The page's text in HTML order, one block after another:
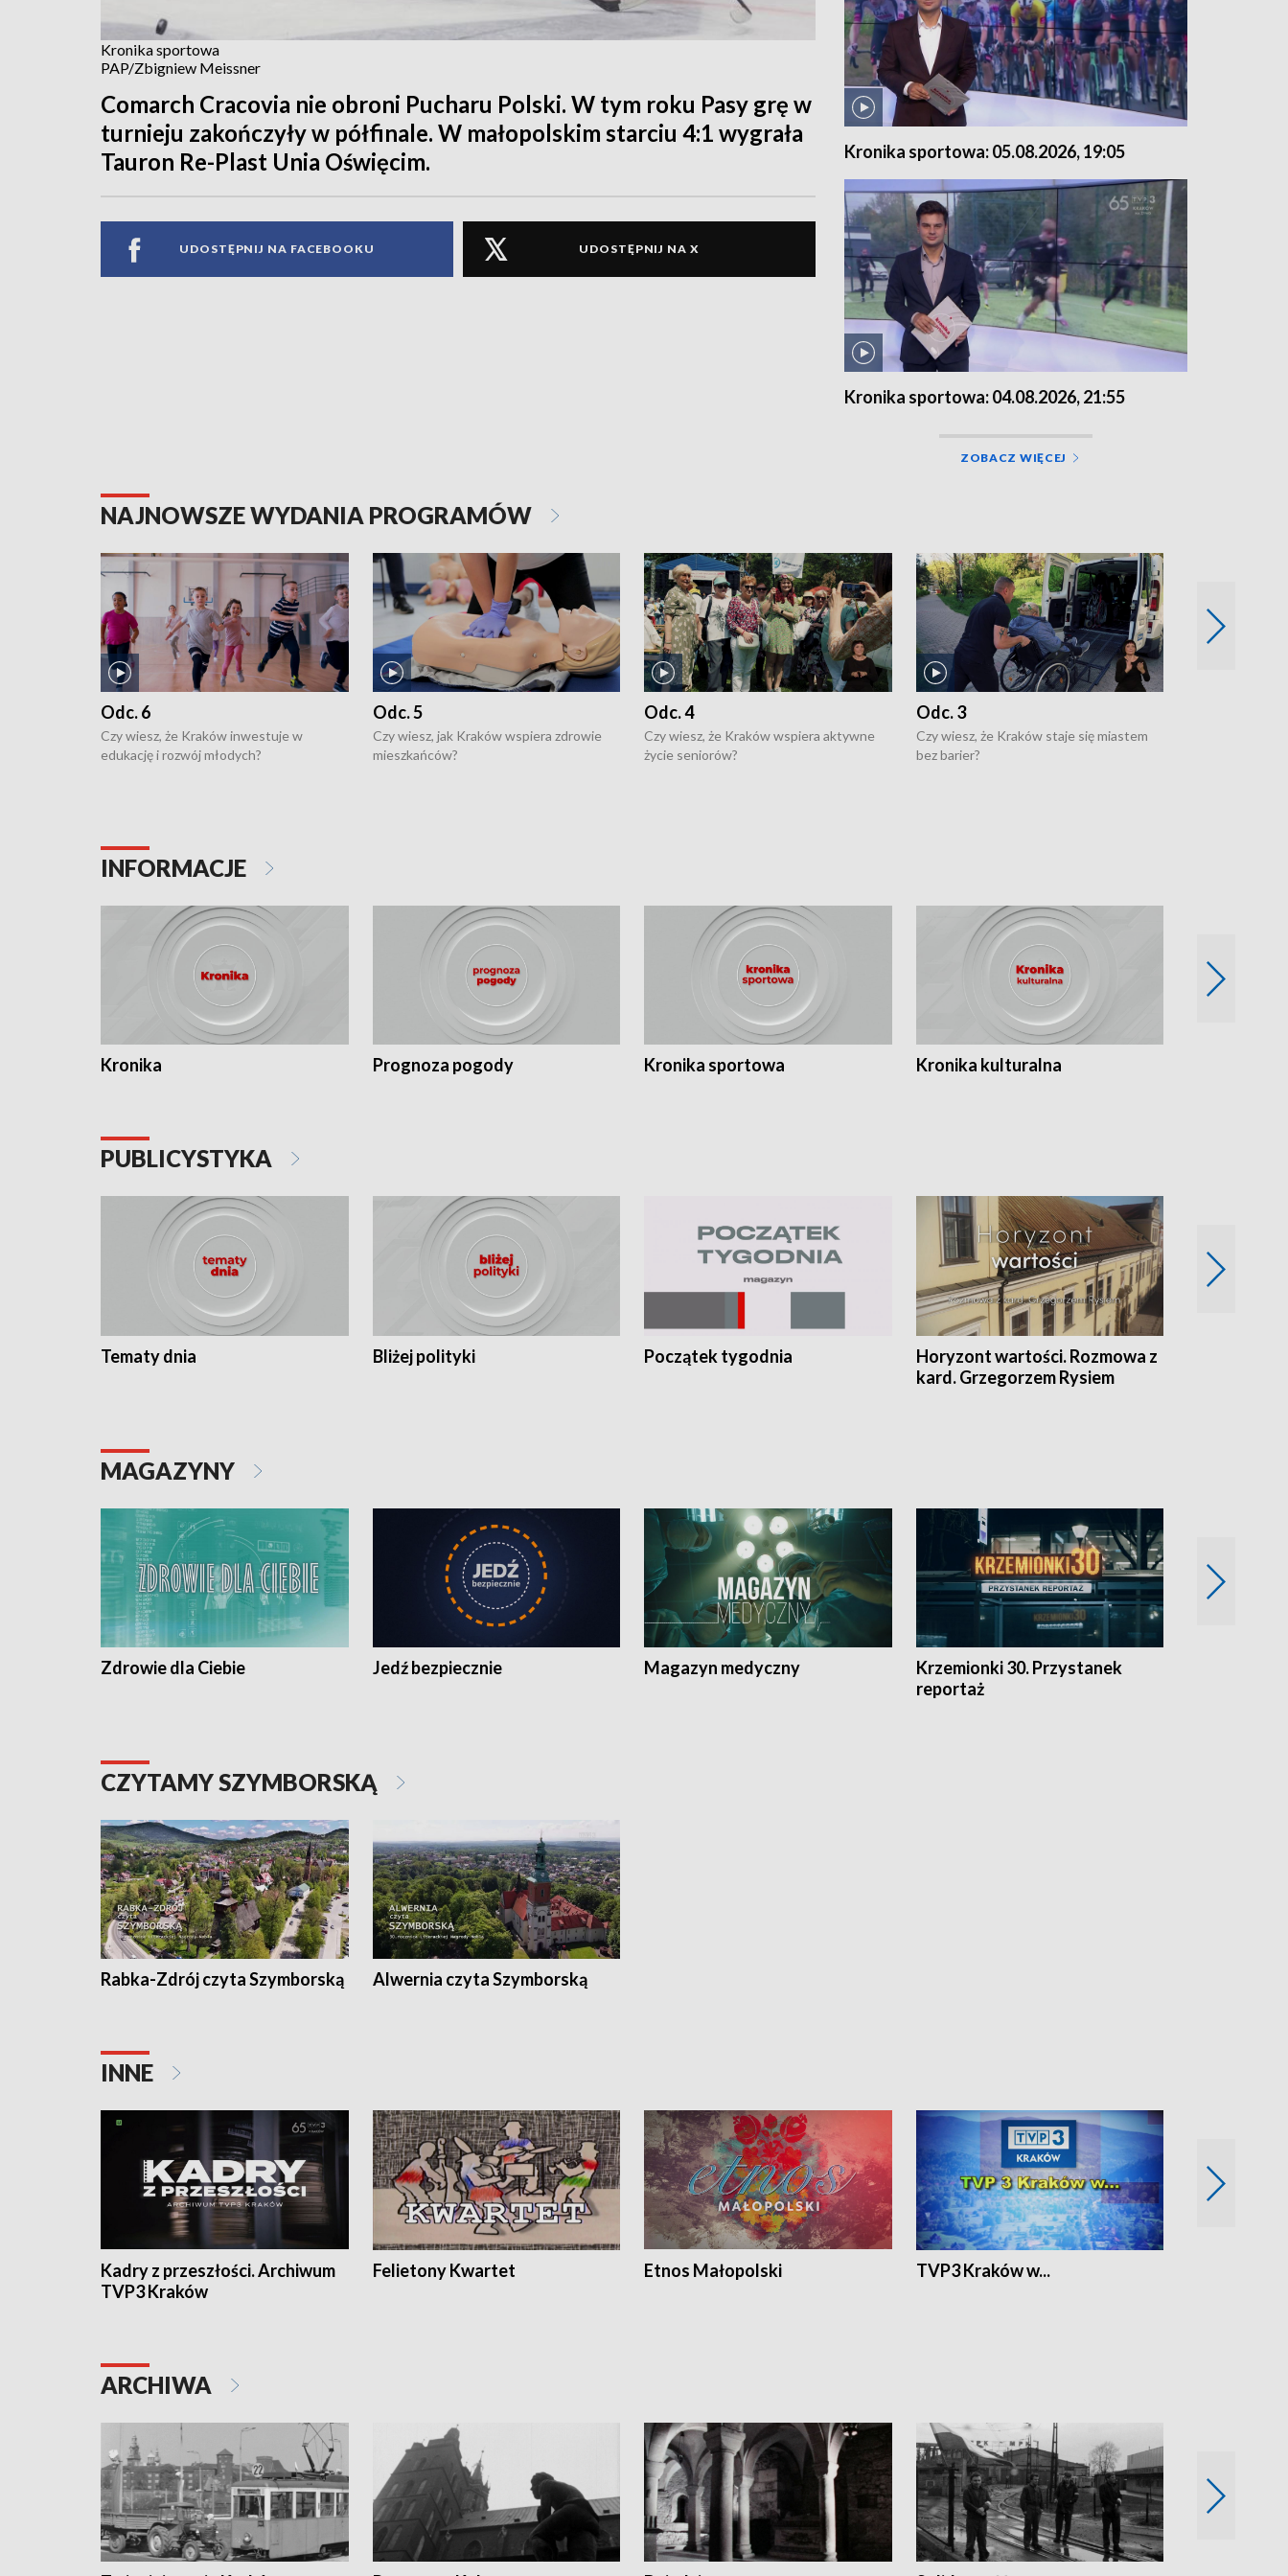
Kronika sportowa
PAP/Zbigniew Meissner
Comarch Cracovia nie obroni Pucharu Polski. W tym roku Pasy grę w
turnieju zakończyły w półfinale. W małopolskim starciu 4:1 wygrała
Tauron Re-Plast Unia Oświęcim.
UDOSTĘPNIJ NA FACEBOOKU UDOSTĘPNIJ NA X
Kronika sportowa: 05.08.2026, 19:05
Kronika sportowa: 04.08.2026, 21:55
ZOBACZ WIĘCEJ
NAJNOWSZE WYDANIA PROGRAMÓW
Odc. 6
Czy wiesz, że Kraków inwestuje w
edukację i rozwój młodych?
Odc. 5
Czy wiesz, jak Kraków wspiera zdrowie
mieszkańców?
Odc. 4
Czy wiesz, że Kraków wspiera aktywne
życie seniorów?
Odc. 3
Czy wiesz, że Kraków staje się miastem
bez barier?
INFORMACJE
Kronika Prognoza pogody Kronika sportowa Kronika kulturalna
PUBLICYSTYKA
Tematy dnia Bliżej polityki Początek tygodnia
Horyzont wartości. Rozmowa z
kard. Grzegorzem Rysiem
MAGAZYNY
Zdrowie dla Ciebie Jedź bezpiecznie Magazyn medyczny
Krzemionki 30. Przystanek
reportaż
CZYTAMY SZYMBORSKĄ
Rabka-Zdrój czyta Szymborską Alwernia czyta Szymborską
INNE
Kadry z przeszłości. Archiwum
TVP3 Kraków
Felietony Kwartet Etnos Małopolski TVP3 Kraków w...
ARCHIWA